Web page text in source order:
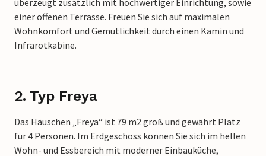
überzeugt zusätzlich mit hochwertiger Einrichtung, sowie
einer offenen Terrasse. Freuen Sie sich auf maximalen
Wohnkomfort und Gemütlichkeit durch einen Kamin und
Infrarotkabine.
2. Typ Freya
Das Häuschen „Freya“ ist 79 m2 groß und gewährt Platz
für 4 Personen. Im Erdgeschoss können Sie sich im hellen
Wohn- und Essbereich mit moderner Einbauküche,